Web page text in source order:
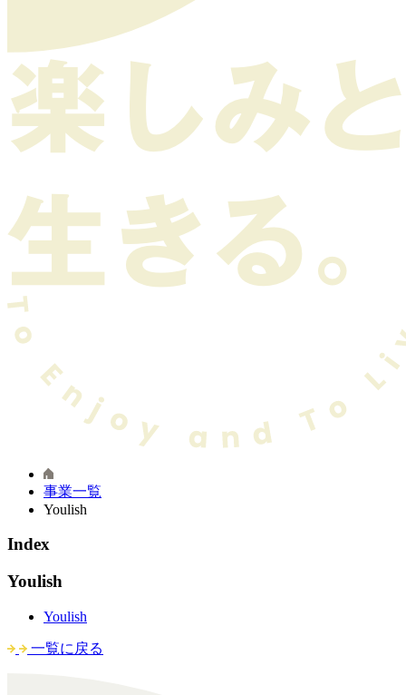
事業一覧
Youlish
Index
Youlish
Youlish
一覧に戻る